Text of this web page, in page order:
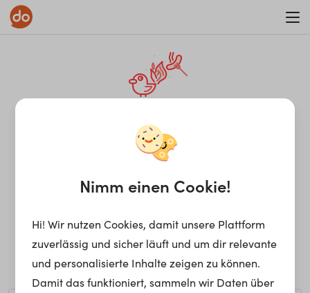
¡Ay, caramba! Seite nicht
gefunden.
Ups, die gewünschte Seite kann nicht gefunden werden.
Möchtest du nach einem bestimmten Begriff suchen?
Nimm einen Cookie!
Hi! Wir nutzen Cookies, damit unsere Plattform
zuverlässig und sicher läuft und um dir relevante
und personalisierte Inhalte zeigen zu können.
Damit das funktioniert, sammeln wir Daten über